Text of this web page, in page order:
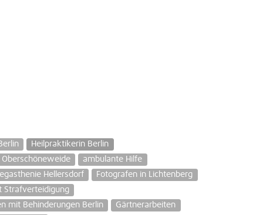
Heilpraktikerin Berlin
Oberschöneweide
ambulante Hilfe
Hellersdorf
Fotografen in Lichtenberg
Strafverteidigung
mit Behinderungen Berlin
Gärtnerarbeiten